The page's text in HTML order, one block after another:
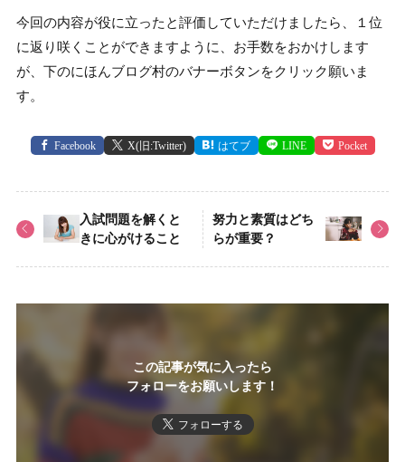
今回の内容が役に立ったと評価していただけましたら、１位
に返り咲くことができますように、お手数をおかけします
が、下のにほんブログ村のバナーボタンをクリック願いま
す。
Facebook X(旧:Twitter) はてブ LINE Pocket
入試問題を解くと
きに心がけること
努力と素質はどち
らが重要？
この記事が気に入ったら
フォローをお願いします！
フォローする